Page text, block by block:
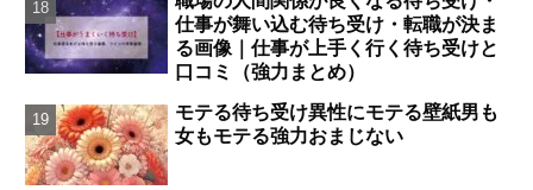
仕事が舞い込む待ち受け・転職が決ま
る画像｜仕事が上手く行く待ち受けと
口コミ（強力まとめ）
モテる待ち受け異性にモテる壁紙男も
女もモテる強力おまじない